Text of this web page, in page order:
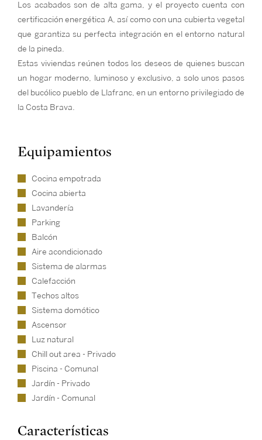
Los acabados son de alta gama, y el proyecto cuenta con
certificación energética A, así como con una cubierta vegetal
que garantiza su perfecta integración en el entorno natural
de la pineda.
Estas viviendas reúnen todos los deseos de quienes buscan
un hogar moderno, luminoso y exclusivo, a solo unos pasos
del bucólico pueblo de Llafranc, en un entorno privilegiado de
la Costa Brava.
Equipamientos
Cocina empotrada
Cocina abierta
Lavandería
Parking
Balcón
Aire acondicionado
Sistema de alarmas
Calefacción
Techos altos
Sistema domótico
Ascensor
Luz natural
Chill out area - Privado
Piscina - Comunal
Jardín - Privado
Jardín - Comunal
Características